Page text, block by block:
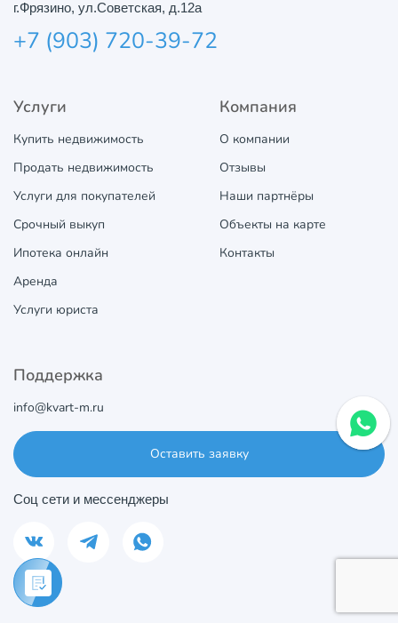
г.Фрязино, ул.Советская, д.12а
+7 (903) 720-39-72
Услуги
Купить недвижимость
Продать недвижимость
Услуги для покупателей
Срочный выкуп
Ипотека онлайн
Аренда
Услуги юриста
Компания
О компании
Отзывы
Наши партнёры
Объекты на карте
Контакты
Поддержка
info@kvart-m.ru
Оставить заявку
Соц сети и мессенджеры